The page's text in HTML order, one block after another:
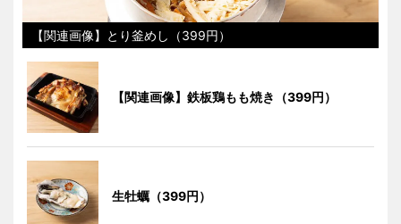
【関連画像】とり釜めし（399円）
【関連画像】鉄板鶏もも焼き（399円）
生牡蠣（399円）